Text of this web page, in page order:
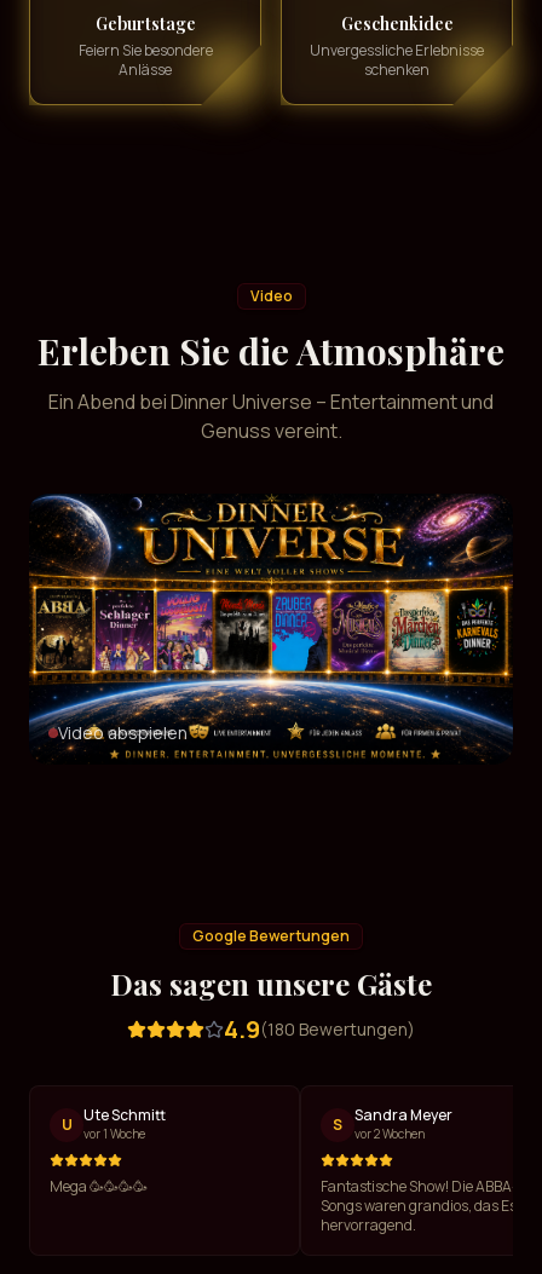
Geburtstage
Feiern Sie besondere
Anlässe
Geschenkidee
Unvergessliche Erlebnisse
schenken
Video
Erleben Sie die Atmosphäre
Ein Abend bei Dinner Universe – Entertainment und
Genuss vereint.
Video abspielen
Google Bewertungen
Das sagen unsere Gäste
4.9(180 Bewertungen)
U Ute Schmitt
vor 1 Woche
Mega 🥳🥳🥳🥳
S Sandra Meyer
vor 2 Wochen
Fantastische Show! Die ABBA-
Songs waren grandios, das Essen
hervorragend.